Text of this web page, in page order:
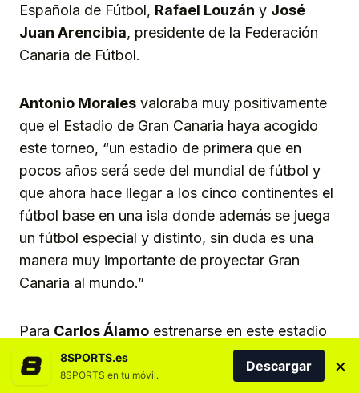
Española de Fútbol, Rafael Louzán y José
Juan Arencibia, presidente de la Federación
Canaria de Fútbol.
Antonio Morales valoraba muy positivamente
que el Estadio de Gran Canaria haya acogido
este torneo, “un estadio de primera que en
pocos años será sede del mundial de fútbol y
que ahora hace llegar a los cinco continentes el
fútbol base en una isla donde además se juega
un fútbol especial y distinto, sin duda es una
manera muy importante de proyectar Gran
Canaria al mundo.”
Para Carlos Álamo estrenarse en este estadio
“era importante para mostrar al mundo los
atributos que tiene nuestra isla como destino
8SPORTS.es
8SPORTS en tu móvil.
Descargar ×